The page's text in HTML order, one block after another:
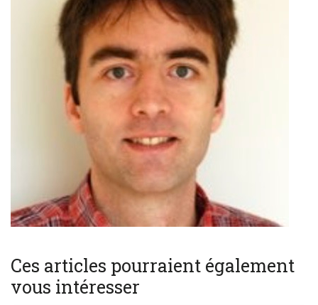
Ces articles pourraient également
vous intéresser